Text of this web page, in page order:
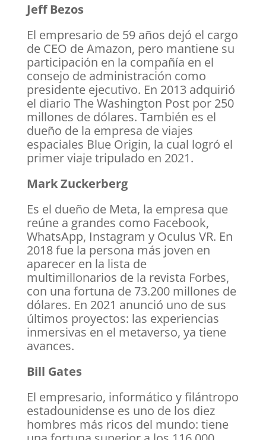
Jeff Bezos
El empresario de 59 años dejó el cargo
de CEO de Amazon, pero mantiene su
participación en la compañía en el
consejo de administración como
presidente ejecutivo. En 2013 adquirió
el diario The Washington Post por 250
millones de dólares. También es el
dueño de la empresa de viajes
espaciales Blue Origin, la cual logró el
primer viaje tripulado en 2021.
Mark Zuckerberg
Es el dueño de Meta, la empresa que
reúne a grandes como Facebook,
WhatsApp, Instagram y Oculus VR. En
2018 fue la persona más joven en
aparecer en la lista de
multimillonarios de la revista Forbes,
con una fortuna de 73.200 millones de
dólares. En 2021 anunció uno de sus
últimos proyectos: las experiencias
inmersivas en el metaverso, ya tiene
avances.
Bill Gates
El empresario, informático y filántropo
estadounidense es uno de los diez
hombres más ricos del mundo: tiene